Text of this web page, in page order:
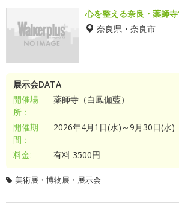
心を整える奈良・薬師
奈良県・奈良市
展示会DATA
開催場
所：
薬師寺（白鳳伽藍）
開催期
間：
2026年4月1日(水)～9月30日(水)
料金: 有料 3500円
美術展・博物展・展示会